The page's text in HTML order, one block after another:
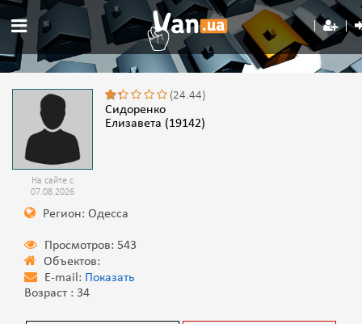
На сайте с
07.08.2026
(24.44)
Сидоренко
Елизавета (19142)
Регион: Одесса
Просмотров: 543
Объектов:
E-mail: Показать
Возраст : 34